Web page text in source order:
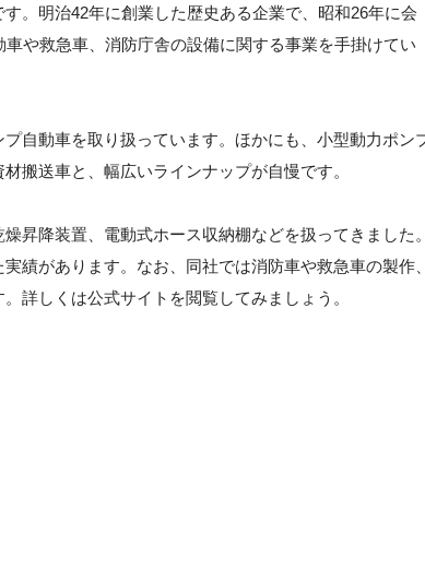
。明治42年に創業した歴史ある企業で、昭和26年に会
や救急車、消防庁舎の設備に関する事業を手掛けてい
自動車を取り扱っています。ほかにも、小型動力ポン
搬送車と、幅広いラインナップが自慢です。
昇降装置、電動式ホース収納棚などを扱ってきました。
績があります。なお、同社では消防車や救急車の製作、
詳しくは公式サイトを閲覧してみましょう。